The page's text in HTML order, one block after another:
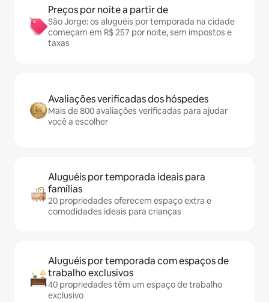
Preços por noite a partir de
São Jorge: os aluguéis por temporada na cidade
começam em R$ 257 por noite, sem impostos e
taxas
Avaliações verificadas dos hóspedes
Mais de 800 avaliações verificadas para ajudar
você a escolher
Aluguéis por temporada ideais para
famílias
20 propriedades oferecem espaço extra e
comodidades ideais para crianças
Aluguéis por temporada com espaços de
trabalho exclusivos
40 propriedades têm um espaço de trabalho
exclusivo